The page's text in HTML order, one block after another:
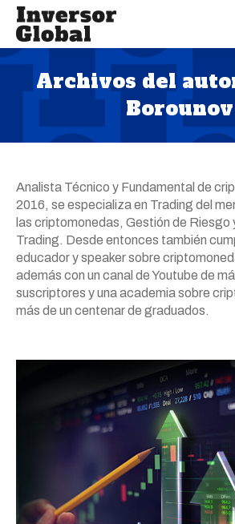
Archivos del
Borounov
Estás
Analista Técnico y Fundamental de
2016, se especializa en Trading del
las criptomonedas, Gestión de Riesgo
Trading. Desde entonces también
educador y speaker sobre
además con un canal de Youtube de
suscriptores y una academia sobre
más de un centenar de graduados.